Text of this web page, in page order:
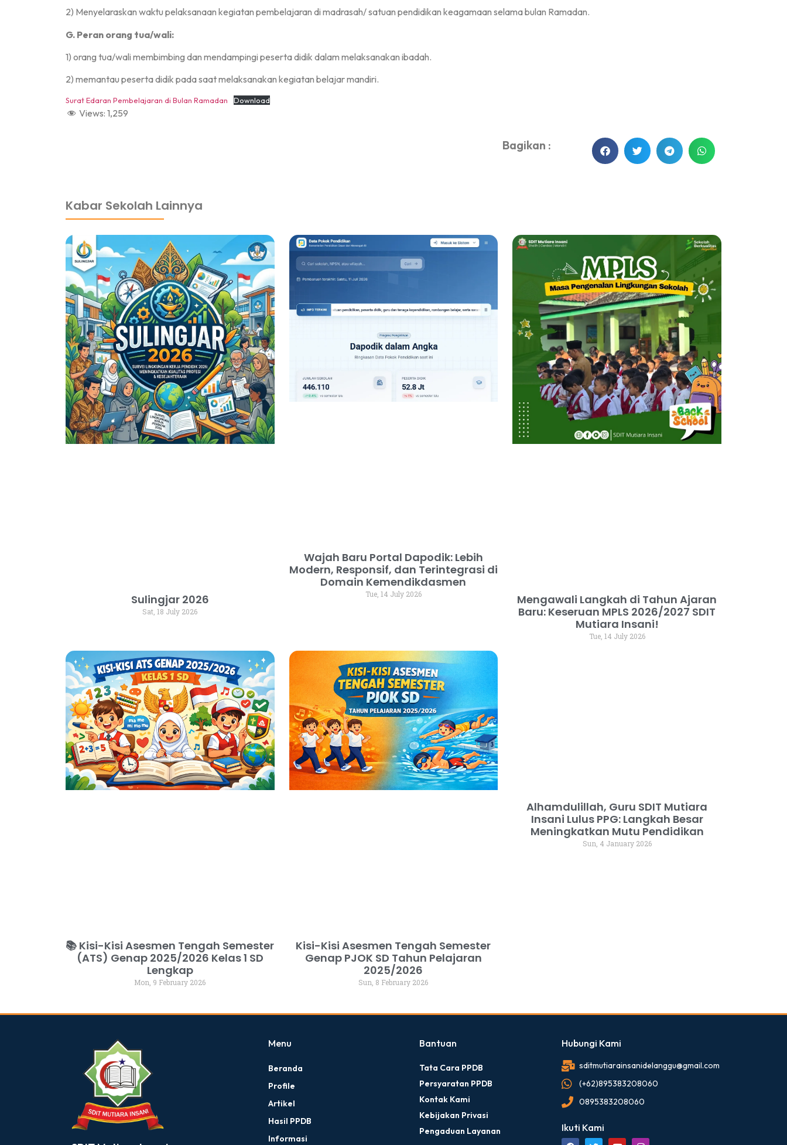
2) Menyelaraskan waktu pelaksanaan kegiatan pembelajaran di madrasah/ satuan pendidikan keagamaan selama bulan Ramadan.
G. Peran orang tua/wali:
1) orang tua/wali membimbing dan mendampingi peserta didik dalam melaksanakan ibadah.
2) memantau peserta didik pada saat melaksanakan kegiatan belajar mandiri.
Surat Edaran Pembelajaran di Bulan Ramadan Download
Views: 1,259
Bagikan :
Kabar Sekolah Lainnya
Sulingjar 2026
Sat, 18 July 2026
Wajah Baru Portal Dapodik: Lebih
Modern, Responsif, dan Terintegrasi di
Domain Kemendikdasmen
Tue, 14 July 2026
Mengawali Langkah di Tahun Ajaran
Baru: Keseruan MPLS 2026/2027 SDIT
Mutiara Insani!
Tue, 14 July 2026
📚 Kisi-Kisi Asesmen Tengah Semester
(ATS) Genap 2025/2026 Kelas 1 SD
Lengkap
Mon, 9 February 2026
Kisi-Kisi Asesmen Tengah Semester
Genap PJOK SD Tahun Pelajaran
2025/2026
Sun, 8 February 2026
Alhamdulillah, Guru SDIT Mutiara
Insani Lulus PPG: Langkah Besar
Meningkatkan Mutu Pendidikan
Sun, 4 January 2026
Menu
Beranda
Profile
Artikel
Hasil PPDB
Informasi
Bantuan
Tata Cara PPDB
Persyaratan PPDB
Kontak Kami
Kebijakan Privasi
Pengaduan Layanan
Hubungi Kami
sditmutiarainsanidelanggu@gmail.com
(+62)895383208060
0895383208060
Ikuti Kami